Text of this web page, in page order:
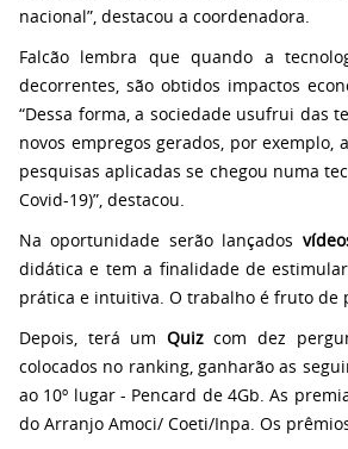
nacional”, destacou a coordenadora.
Falcão lembra que quando a
decorrentes, são obtidos impactos
“Dessa forma, a sociedade usufrui das
novos empregos gerados, por
pesquisas aplicadas se chegou numa
Covid-19)”, destacou.
Na oportunidade serão lançados
didática e tem a finalidade de
prática e intuitiva. O trabalho é fruto de
Depois, terá um Quizcom dez
colocados no ranking, ganharão as
ao 10º lugar - Pencard de 4Gb. As
do Arranjo Amoci/ Coeti/Inpa. Os